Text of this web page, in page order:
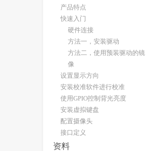
产品特点
快速入门
硬件连接
方法一，安装驱动
方法二，使用预装驱动的镜
像
设置显示方向
安装校准软件进行校准
使用GPIO控制背光亮度
安装虚拟键盘
配置摄像头
接口定义
资料